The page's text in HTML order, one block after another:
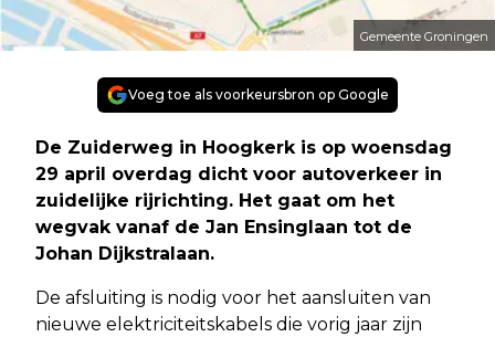
Gemeente Groningen
Voeg toe als voorkeursbron op Google
De Zuiderweg in Hoogkerk is op woensdag
29 april overdag dicht voor autoverkeer in
zuidelijke rijrichting. Het gaat om het
wegvak vanaf de Jan Ensinglaan tot de
Johan Dijkstralaan.
De afsluiting is nodig voor het aansluiten van
nieuwe elektriciteitskabels die vorig jaar zijn